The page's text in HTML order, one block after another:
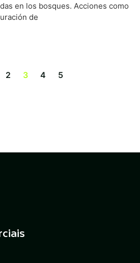
en los bosques. Acciones como
de
2 3 4 5